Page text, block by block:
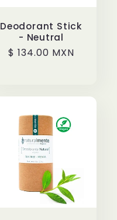
Deodorant Stick
- Neutral
Regular
$ 134.00 MXN